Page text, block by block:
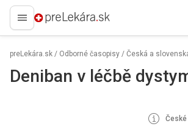
preLekára.sk
preLekára.sk / Odborné časopisy / Česká a
Deniban v léčbě